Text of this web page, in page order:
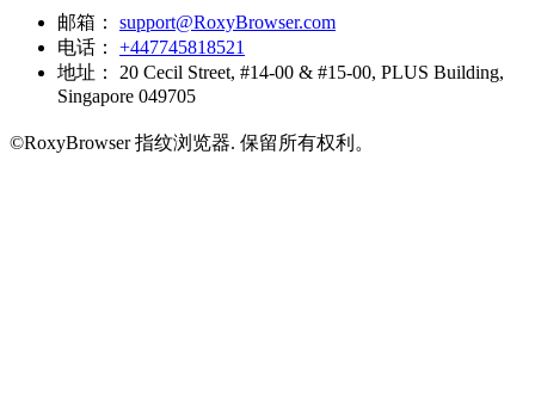
邮箱： support@RoxyBrowser.com
电话： +447745818521
地址： 20 Cecil Street, #14-00 & #15-00, PLUS Building,
Singapore 049705
©RoxyBrowser 指纹浏览器. 保留所有权利。